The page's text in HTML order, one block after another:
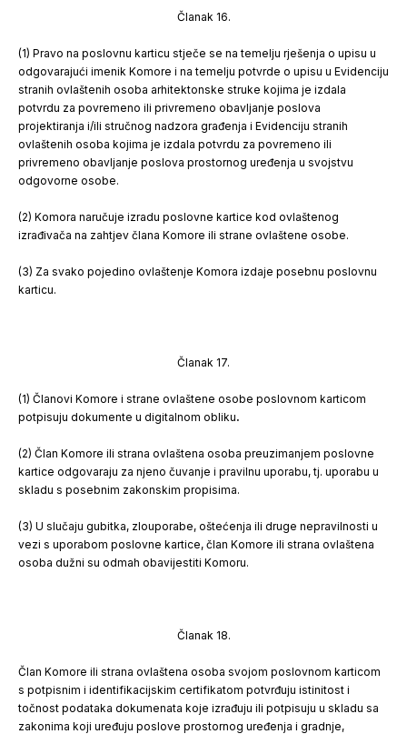
Članak 16.
(1) Pravo na poslovnu karticu stječe se na temelju rješenja o upisu u
odgovarajući imenik Komore i na temelju potvrde o upisu u Evidenciju
stranih ovlaštenih osoba arhitektonske struke kojima je izdala
potvrdu za povremeno ili privremeno obavljanje poslova
projektiranja i/ili stručnog nadzora građenja i Evidenciju stranih
ovlaštenih osoba kojima je izdala potvrdu za povremeno ili
privremeno obavljanje poslova prostornog uređenja u svojstvu
odgovorne osobe.
(2) Komora naručuje izradu poslovne kartice kod ovlaštenog
izrađivača na zahtjev člana Komore ili strane ovlaštene osobe.
(3) Za svako pojedino ovlaštenje Komora izdaje posebnu poslovnu
karticu.
Članak 17.
(1) Članovi Komore i strane ovlaštene osobe poslovnom karticom
potpisuju dokumente u digitalnom obliku.
(2) Član Komore ili strana ovlaštena osoba preuzimanjem poslovne
kartice odgovaraju za njeno čuvanje i pravilnu uporabu, tj. uporabu u
skladu s posebnim zakonskim propisima.
(3) U slučaju gubitka, zlouporabe, oštećenja ili druge nepravilnosti u
vezi s uporabom poslovne kartice, član Komore ili strana ovlaštena
osoba dužni su odmah obavijestiti Komoru.
Članak 18.
Član Komore ili strana ovlaštena osoba svojom poslovnom karticom
s potpisnim i identifikacijskim certifikatom potvrđuju istinitost i
točnost podataka dokumenata koje izrađuju ili potpisuju u skladu sa
zakonima koji uređuju poslove prostornog uređenja i gradnje,